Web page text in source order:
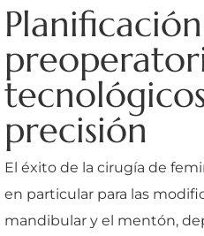
Planificación
precisión
El éxito de la cirugía de
en particular para las
mandibular y el mentón,